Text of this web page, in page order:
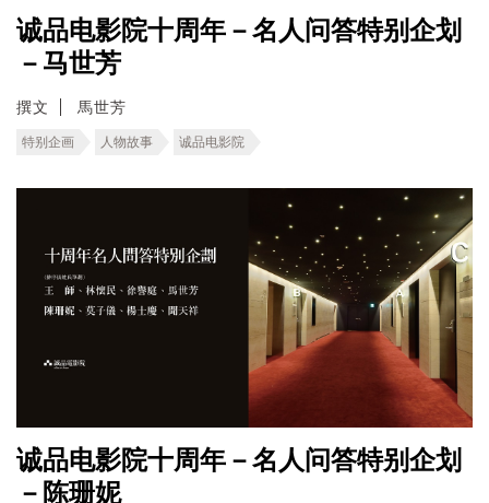
诚品电影院十周年－名人问答特别企划
－马世芳
撰文 馬世芳
特别企画 人物故事 诚品电影院
诚品电影院十周年－名人问答特别企划
－陈珊妮